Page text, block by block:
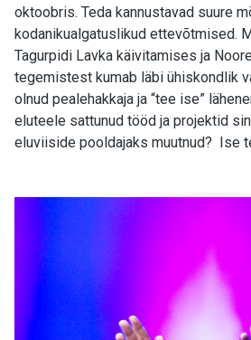
oktoobris. Teda kannustavad suure
kodanikualgatuslikud ettevõtmised.
Tagurpidi Lavka käivitamises ja
tegemistest kumab läbi ühiskondlik
olnud pealehakkaja ja “tee ise”
eluteele sattunud tööd ja projektid
eluviiside pooldajaks muutnud? Ise